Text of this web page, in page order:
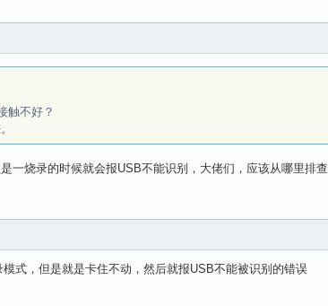
触不好？
一烧录的时候就会报USB不能识别，大佬们，应该从哪里排查
式，但是就是卡住不动，然后就报USB不能被识别的错误